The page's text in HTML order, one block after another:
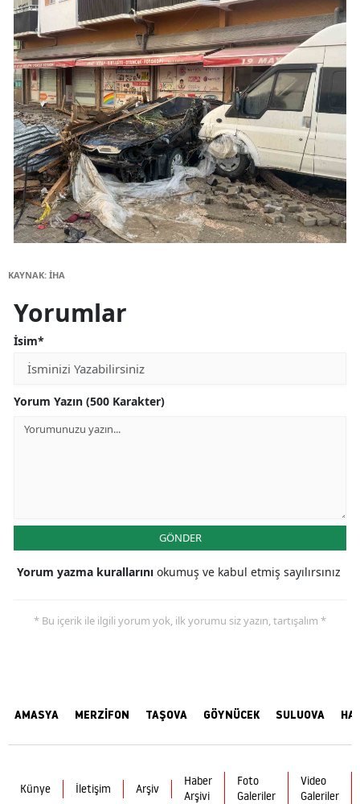
KAYNAK: İHA
Yorumlar
İsim*
Yorum Yazın (500 Karakter)
GÖNDER
Yorum yazma kurallarını okumuş ve kabul etmiş sayılırsınız
* Bu içerik ile ilgili yorum yok, ilk yorumu siz yazın, tartışalım *
AMASYA MERZİFON TAŞOVA GÖYNÜCEK SULUOVA
Künye İletişim Arşiv
Haber
Arşivi
Foto
Galeriler
Video
Galeriler